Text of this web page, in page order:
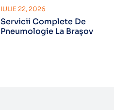
Servicii Complete De
Pneumologie La Brașov
IULIE 22, 2026